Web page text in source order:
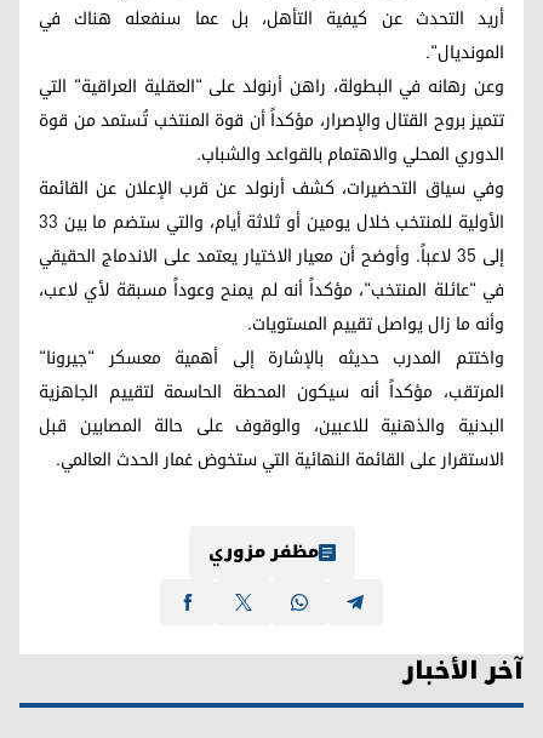
أريد التحدث عن كيفية التأهل، بل عما سنفعله هناك في
المونديال".
وعن رهانه في البطولة، راهن أرنولد على "العقلية العراقية" التي
تتميز بروح القتال والإصرار، مؤكداً أن قوة المنتخب تُستمد من قوة
الدوري المحلي والاهتمام بالقواعد والشباب.
وفي سياق التحضيرات، كشف أرنولد عن قرب الإعلان عن القائمة
الأولية للمنتخب خلال يومين أو ثلاثة أيام، والتي ستضم ما بين 33
إلى 35 لاعباً. وأوضح أن معيار الاختيار يعتمد على الاندماج الحقيقي
في "عائلة المنتخب"، مؤكداً أنه لم يمنح وعوداً مسبقة لأي لاعب،
وأنه ما زال يواصل تقييم المستويات.
واختتم المدرب حديثه بالإشارة إلى أهمية معسكر "جيرونا"
المرتقب، مؤكداً أنه سيكون المحطة الحاسمة لتقييم الجاهزية
البدنية والذهنية للاعبين، والوقوف على حالة المصابين قبل
الاستقرار على القائمة النهائية التي ستخوض غمار الحدث العالمي.
مظفر مزوري
آخر الأخبار